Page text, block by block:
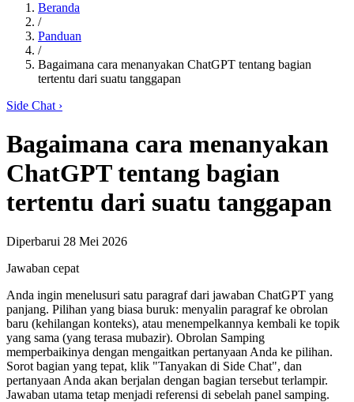
Beranda
/
Panduan
/
Bagaimana cara menanyakan ChatGPT tentang bagian
tertentu dari suatu tanggapan
Side Chat ›
Bagaimana cara menanyakan
ChatGPT tentang bagian
tertentu dari suatu tanggapan
Diperbarui 28 Mei 2026
Jawaban cepat
Anda ingin menelusuri satu paragraf dari jawaban ChatGPT yang
panjang. Pilihan yang biasa buruk: menyalin paragraf ke obrolan
baru (kehilangan konteks), atau menempelkannya kembali ke topik
yang sama (yang terasa mubazir). Obrolan Samping
memperbaikinya dengan mengaitkan pertanyaan Anda ke pilihan.
Sorot bagian yang tepat, klik "Tanyakan di Side Chat", dan
pertanyaan Anda akan berjalan dengan bagian tersebut terlampir.
Jawaban utama tetap menjadi referensi di sebelah panel samping.